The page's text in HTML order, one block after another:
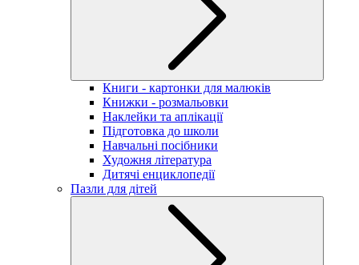
Книги - картонки для малюків
Книжки - розмальовки
Наклейки та аплікації
Підготовка до школи
Навчальні посібники
Художня література
Дитячі енциклопедії
Пазли для дітей